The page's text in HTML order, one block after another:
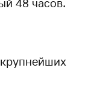
48 часов.